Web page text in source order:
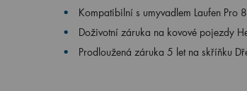
Kompatibilní s umyvadlem Laufen Pro
Doživotní záruka na kovové pojezdy
Prodloužená záruka 5 let na skříňku